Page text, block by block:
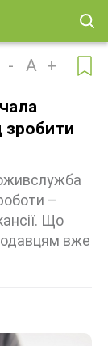
- A +
зробити
–
Що
вже